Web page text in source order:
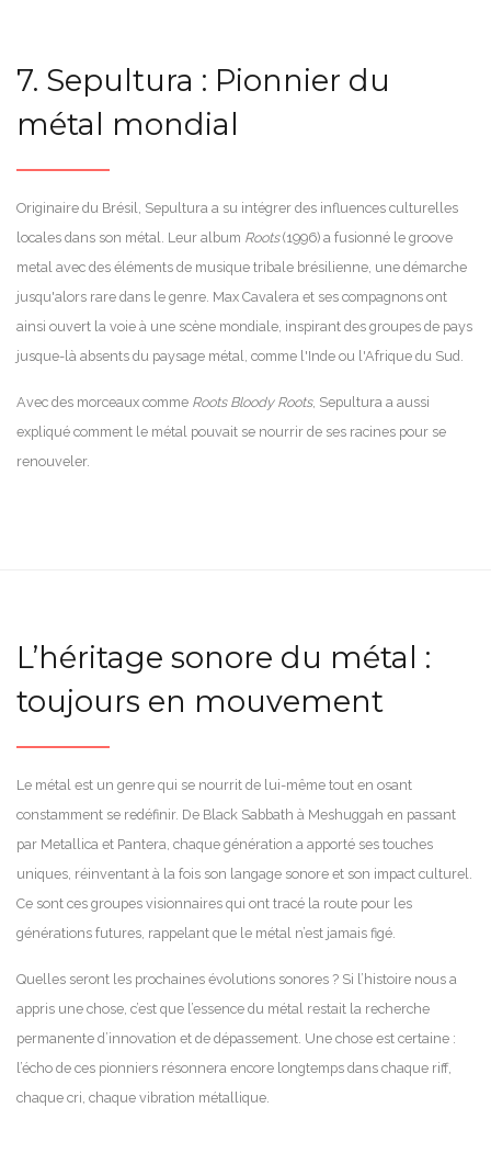
7. Sepultura : Pionnier du
métal mondial
Originaire du Brésil, Sepultura a su intégrer des influences culturelles
locales dans son métal. Leur album Roots(1996) a fusionné le groove
metal avec des éléments de musique tribale brésilienne, une démarche
jusqu'alors rare dans le genre. Max Cavalera et ses compagnons ont
ainsi ouvert la voie à une scène mondiale, inspirant des groupes de pays
jusque-là absents du paysage métal, comme l'Inde ou l'Afrique du Sud.
Avec des morceaux comme Roots Bloody Roots, Sepultura a aussi
expliqué comment le métal pouvait se nourrir de ses racines pour se
renouveler.
L’héritage sonore du métal :
toujours en mouvement
Le métal est un genre qui se nourrit de lui-même tout en osant
constamment se redéfinir. De Black Sabbath à Meshuggah en passant
par Metallica et Pantera, chaque génération a apporté ses touches
uniques, réinventant à la fois son langage sonore et son impact culturel.
Ce sont ces groupes visionnaires qui ont tracé la route pour les
générations futures, rappelant que le métal n’est jamais figé.
Quelles seront les prochaines évolutions sonores ? Si l’histoire nous a
appris une chose, c’est que l’essence du métal restait la recherche
permanente d’innovation et de dépassement. Une chose est certaine :
l’écho de ces pionniers résonnera encore longtemps dans chaque riff,
chaque cri, chaque vibration métallique.